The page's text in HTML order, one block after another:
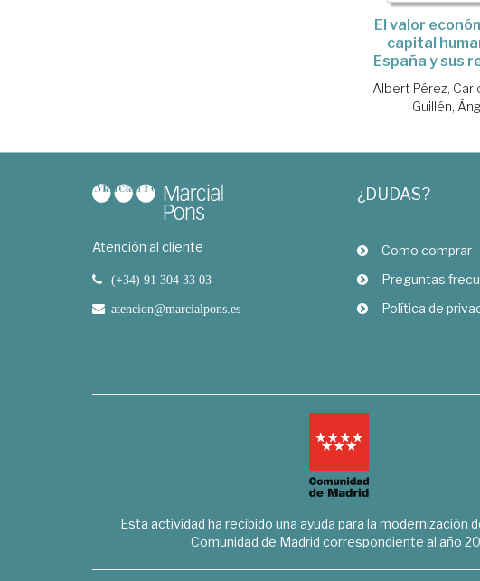
El valor
capital
España y sus
Albert Pérez,
Guillén,
Atención al cliente
(+34) 91 304 33 03
atencion@marcialpons.es
¿DUDAS?
Como comprar
Preguntas
Política de
Esta actividad ha recibido una ayuda para la modernización
Comunidad de Madrid correspondiente al año